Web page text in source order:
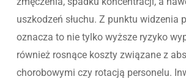
uszkodzeń słuchu. Z punktu widzenia
oznacza to nie tylko wyższe ryzyko
również rosnące koszty związane z
chorobowymi czy rotacją personelu.